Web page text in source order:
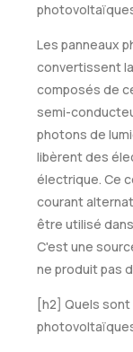
Les panneaux
convertissent
composés de
semi-
photons de
libèrent des
électrique. Ce
courant
être utilisé
C'est une
ne produit pas
[h2] Quels